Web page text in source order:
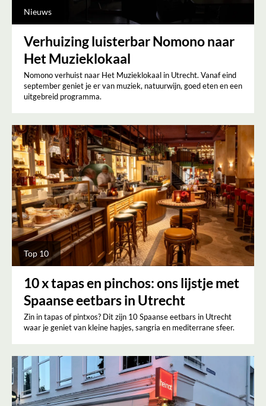
Nieuws
Verhuizing luisterbar Nomono naar
Het Muzieklokaal
Nomono verhuist naar Het Muzieklokaal in Utrecht. Vanaf eind
september geniet je er van muziek, natuurwijn, goed eten en een
uitgebreid programma.
Top 10
10 x tapas en pinchos: ons lijstje met
Spaanse eetbars in Utrecht
Zin in tapas of pintxos? Dit zijn 10 Spaanse eetbars in Utrecht
waar je geniet van kleine hapjes, sangria en mediterrane sfeer.